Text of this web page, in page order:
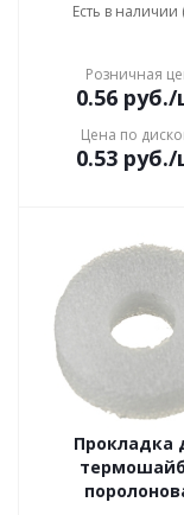
Есть в наличии
Розничная
0.56руб./
Цена по
0.53руб./
Прокладка